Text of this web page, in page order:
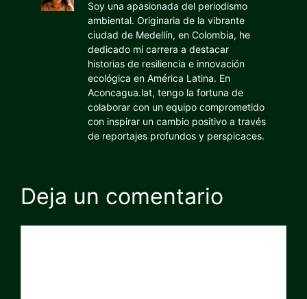
Soy una apasionada del periodismo
ambiental. Originaria de la vibrante
ciudad de Medellín, en Colombia, he
dedicado mi carrera a destacar
historias de resiliencia e innovación
ecológica en América Latina. En
Aconcagua.lat, tengo la fortuna de
colaborar con un equipo comprometido
con inspirar un cambio positivo a través
de reportajes profundos y perspicaces.
Deja un comentario